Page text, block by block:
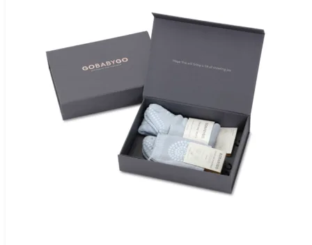
104-110 см
110-116 см